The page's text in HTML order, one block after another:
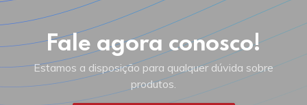
Fale agora conosco!
Estamos a disposição para qualquer dúvida sobre
produtos.